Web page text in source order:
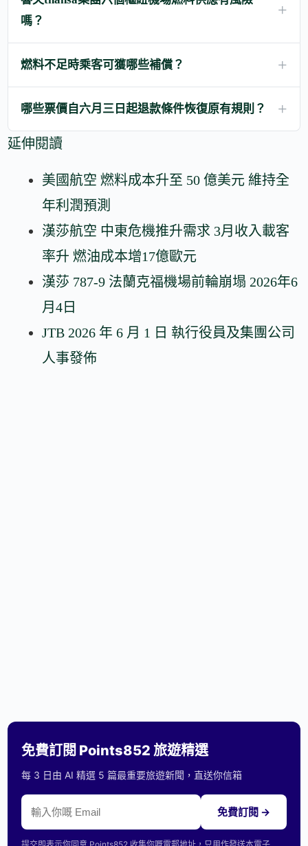
嗎？
燃料不足時乘客可獲哪些補償？
哪些票價自六月三日起退款條件恢復原有規則？
延伸閱讀
美國航空 燃料成本升至 50 億美元 維持全
年利潤預測
漢莎航空 中東危機推升需求 3月收入載客
率升 燃油成本增17億歐元
漢莎 787-9 法蘭克福機場前輪崩塌 2026年6
月4日
JTB 2026 年 6 月 1 日 執行役員及集團公司
人事發佈
免費訂閱 Points852 旅遊精選
每 3 日由 AI 精選 5 篇最重要旅遊新聞，直送你信箱
免費訂閱 →